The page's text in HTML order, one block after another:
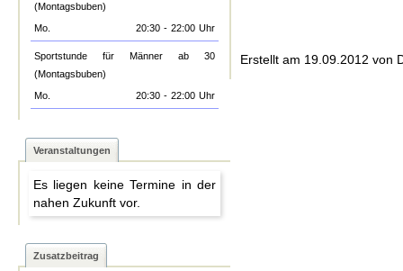
(Montagsbuben)
Mo.
20:30 - 22:00 Uhr
Sportstunde für Männer ab 30
(Montagsbuben)
Mo.
20:30 - 22:00 Uhr
Veranstaltungen
Es liegen keine Termine in der
nahen Zukunft vor.
Zusatzbeitrag
Erstellt am 19.09.2012 von